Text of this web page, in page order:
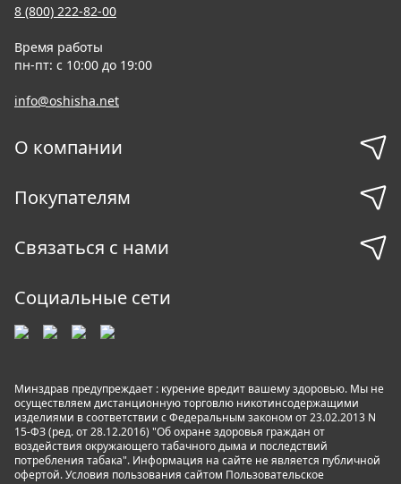
8 (800) 222-82-00
Время работы
пн-пт: с 10:00 до 19:00
info@oshisha.net
О компании
Покупателям
Связаться с нами
Социальные сети
Минздрав предупреждает : курение вредит вашему здоровью. Мы не
осуществляем дистанционную торговлю никотинсодержащими
изделиями в соответствии с Федеральным законом от 23.02.2013 N
15-ФЗ (ред. от 28.12.2016) "Об охране здоровья граждан от
воздействия окружающего табачного дыма и последствий
потребления табака". Информация на сайте не является публичной
офертой. Условия пользования сайтом Пользовательское